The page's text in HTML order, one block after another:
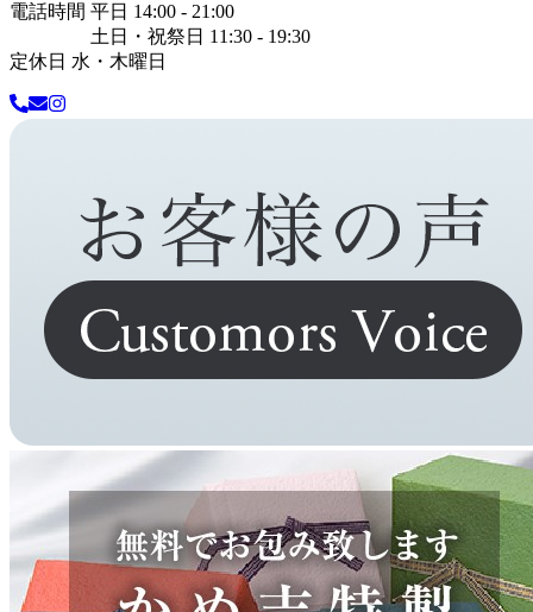
電話時間 平日 14:00 - 21:00
土日・祝祭日 11:30 - 19:30
定休日 水・木曜日